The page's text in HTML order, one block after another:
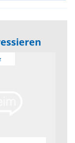
Gemeinde Trabitz